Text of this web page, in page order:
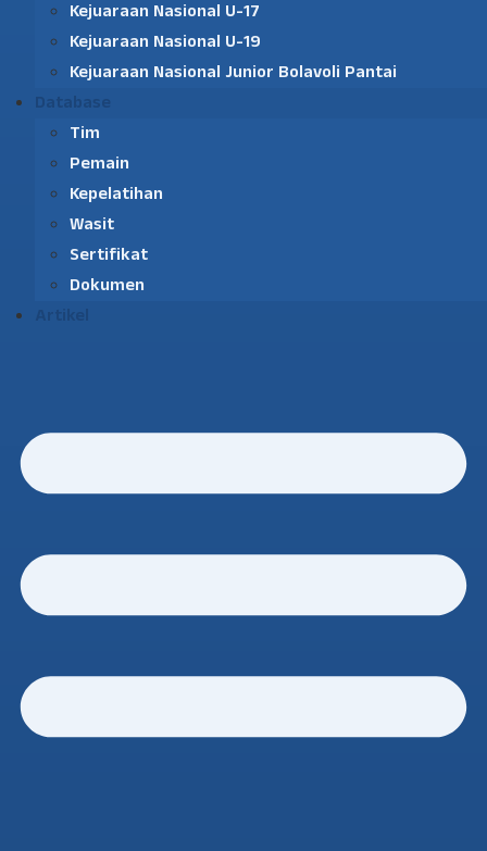
Kejuaraan Nasional U-17
Kejuaraan Nasional U-19
Kejuaraan Nasional Junior Bolavoli Pantai
Database
Tim
Pemain
Kepelatihan
Wasit
Sertifikat
Dokumen
Artikel